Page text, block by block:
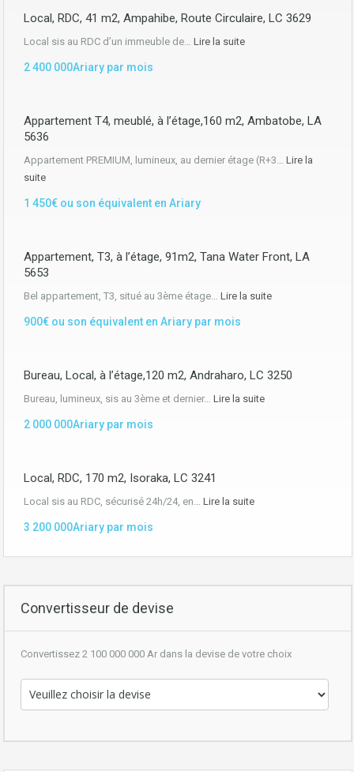
Local, RDC, 41 m2, Ampahibe, Route Circulaire, LC 3629
Local sis au RDC d’un immeuble de… Lire la suite
2 400 000Ariary par mois
Appartement T4, meublé, à l’étage,160 m2, Ambatobe, LA
5636
Appartement PREMIUM, lumineux, au dernier étage (R+3… Lire la
suite
1 450€ ou son équivalent en Ariary
Appartement, T3, à l’étage, 91m2, Tana Water Front, LA
5653
Bel appartement, T3, situé au 3ème étage… Lire la suite
900€ ou son équivalent en Ariary par mois
Bureau, Local, à l’étage,120 m2, Andraharo, LC 3250
Bureau, lumineux, sis au 3ème et dernier… Lire la suite
2 000 000Ariary par mois
Local, RDC, 170 m2, Isoraka, LC 3241
Local sis au RDC, sécurisé 24h/24, en… Lire la suite
3 200 000Ariary par mois
Convertisseur de devise
Convertissez 2 100 000 000 Ar dans la devise de votre choix